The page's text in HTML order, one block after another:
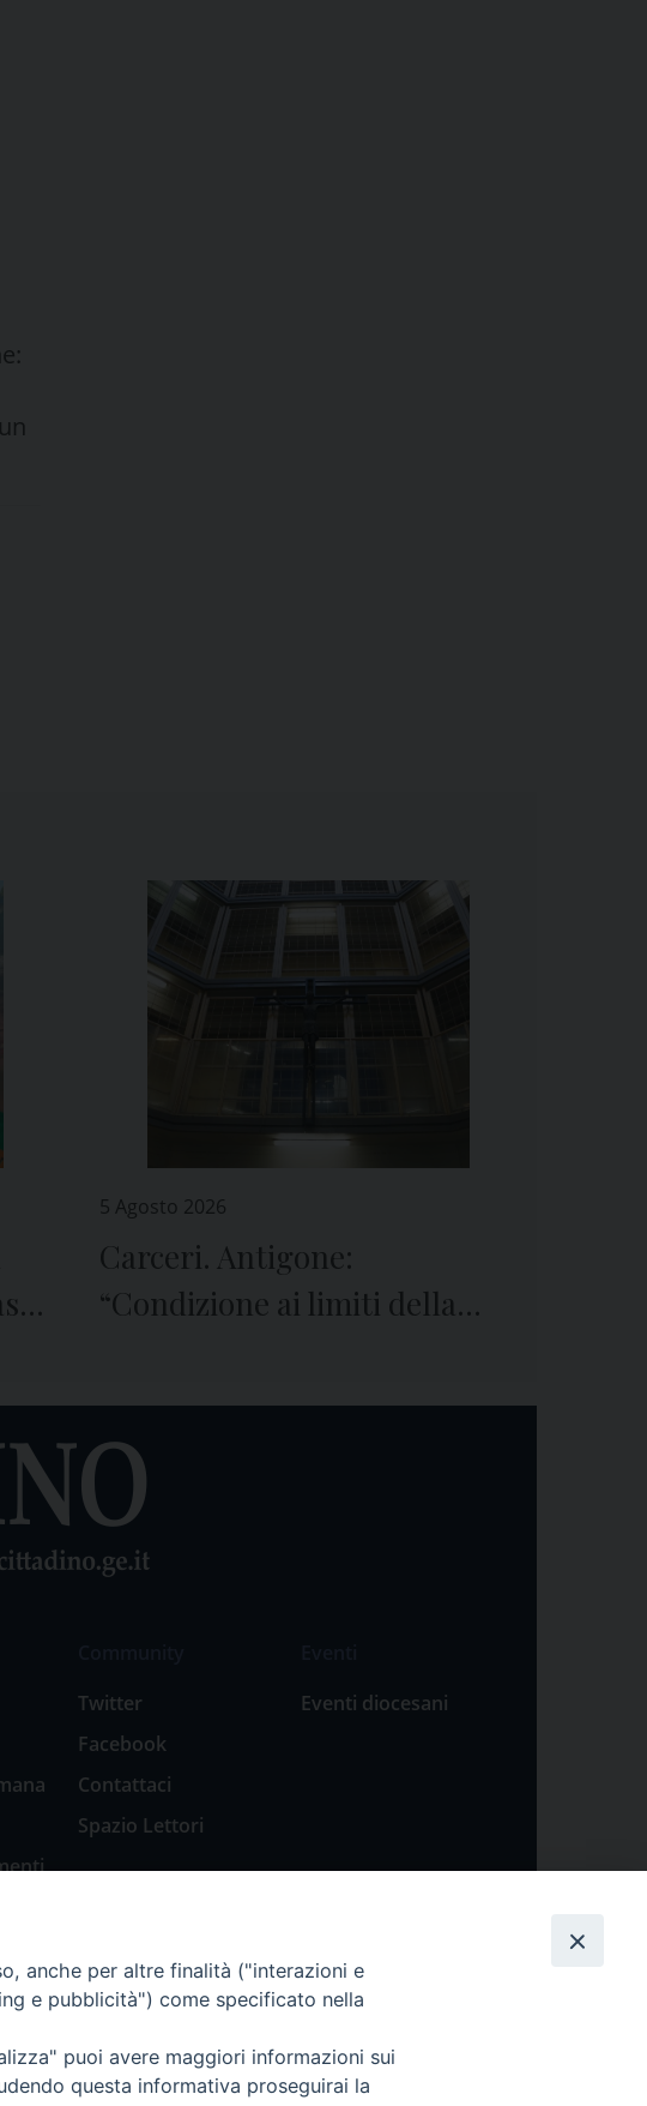
e
5 Agosto 2026
Carceri. Antigone:
“Condizione ai limiti della
Twitter
Facebook
Contattaci
Spazio Lettori
Eventi diocesani
anche per altre finalità ("interazioni e
e pubblicità") come specificato nella
puoi avere maggiori informazioni sui
questa informativa proseguirai la